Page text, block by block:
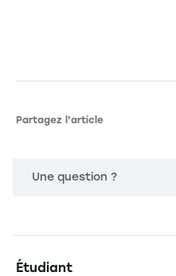
Partagez l'article
Une question ?
Étudiant